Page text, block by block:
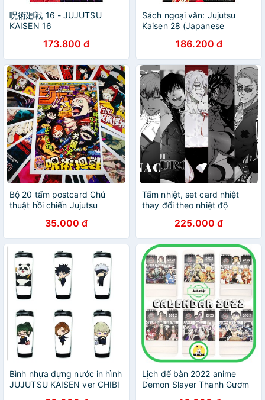
呪術廻戦 16 - JUJUTSU
KAISEN 16
173.800 đ
Sách ngoại văn: Jujutsu
Kaisen 28 (Japanese
186.200 đ
Bộ 20 tấm postcard Chú
thuật hồi chiến Jujutsu
35.000 đ
Tấm nhiệt, set card nhiệt
thay đổi theo nhiệt độ
225.000 đ
Bình nhựa đựng nước in hình
JUJUTSU KAISEN ver CHIBI
Lịch để bàn 2022 anime
Demon Slayer Thanh Gươm